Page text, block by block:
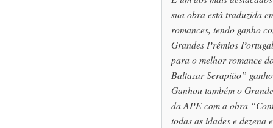
sua obra está traduzida
romances, tendo ganho
Grandes Prémios
para o melhor romance
Baltazar Serapião”
Ganhou também o
da APE com a obra
todas as idades e dezena